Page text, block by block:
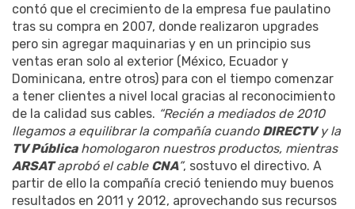
contó que el crecimiento de la empresa fue paulatino
tras su compra en 2007, donde realizaron upgrades
pero sin agregar maquinarias y en un principio sus
ventas eran solo al exterior (México, Ecuador y
Dominicana, entre otros) para con el tiempo comenzar
a tener clientes a nivel local gracias al reconocimiento
de la calidad sus cables. “Recién a mediados de 2010
llegamos a equilibrar la compañía cuando DIRECTVy la
TV Públicahomologaron nuestros productos, mientras
ARSATaprobó el cable CNA”, sostuvo el directivo. A
partir de ello la compañía creció teniendo muy buenos
resultados en 2011 y 2012, aprovechando sus recursos